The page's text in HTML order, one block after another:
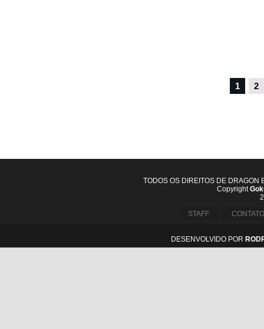
1 2
TODOS OS DIREITOS DE DRAGON
Copyright
STAFF
CONTATO
DESENVOLVIDO POR